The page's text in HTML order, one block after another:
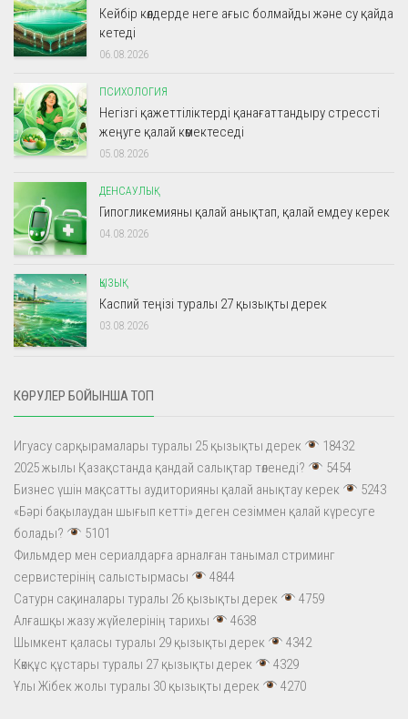
Кейбір көлдерде неге ағыс болмайды және су қайда
кетеді
06.08.2026
ПСИХОЛОГИЯ
Негізгі қажеттіліктерді қанағаттандыру стрессті
жеңуге қалай көмектеседі
05.08.2026
ДЕНСАУЛЫҚ
Гипогликемияны қалай анықтап, қалай емдеу керек
04.08.2026
ҚЫЗЫҚ
Каспий теңізі туралы 27 қызықты дерек
03.08.2026
КӨРУЛЕР БОЙЫНША ТОП
Игуасу сарқырамалары туралы 25 қызықты дерек
18432
2025 жылы Қазақстанда қандай салықтар төленеді?
5454
Бизнес үшін мақсатты аудиторияны қалай анықтау керек
5243
«Бәрі бақылаудан шығып кетті» деген сезіммен қалай күресуге
болады?
5101
Фильмдер мен сериалдарға арналған танымал стриминг
сервистерінің салыстырмасы
4844
Сатурн сақиналары туралы 26 қызықты дерек
4759
Алғашқы жазу жүйелерінің тарихы
4638
Шымкент қаласы туралы 29 қызықты дерек
4342
Көкқұс құстары туралы 27 қызықты дерек
4329
Ұлы Жібек жолы туралы 30 қызықты дерек
4270